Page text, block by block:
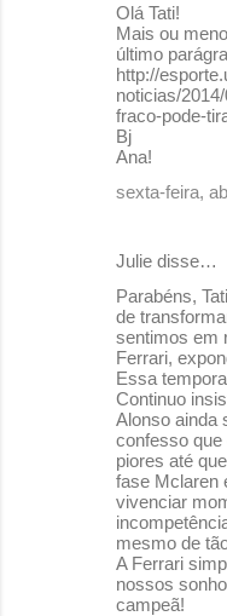
Olá Tati!
Mais ou
último
http://
noticias/
fraco-pode-
Bj
Ana!
sexta-feira,
Julie disse…
Parabéns,
de
sentimos em
Ferrari,
Essa
Continuo
Alonso ainda
confesso
piores até
fase Mclaren
vivenciar
mesmo de
A Ferrari
nossos
campeã!